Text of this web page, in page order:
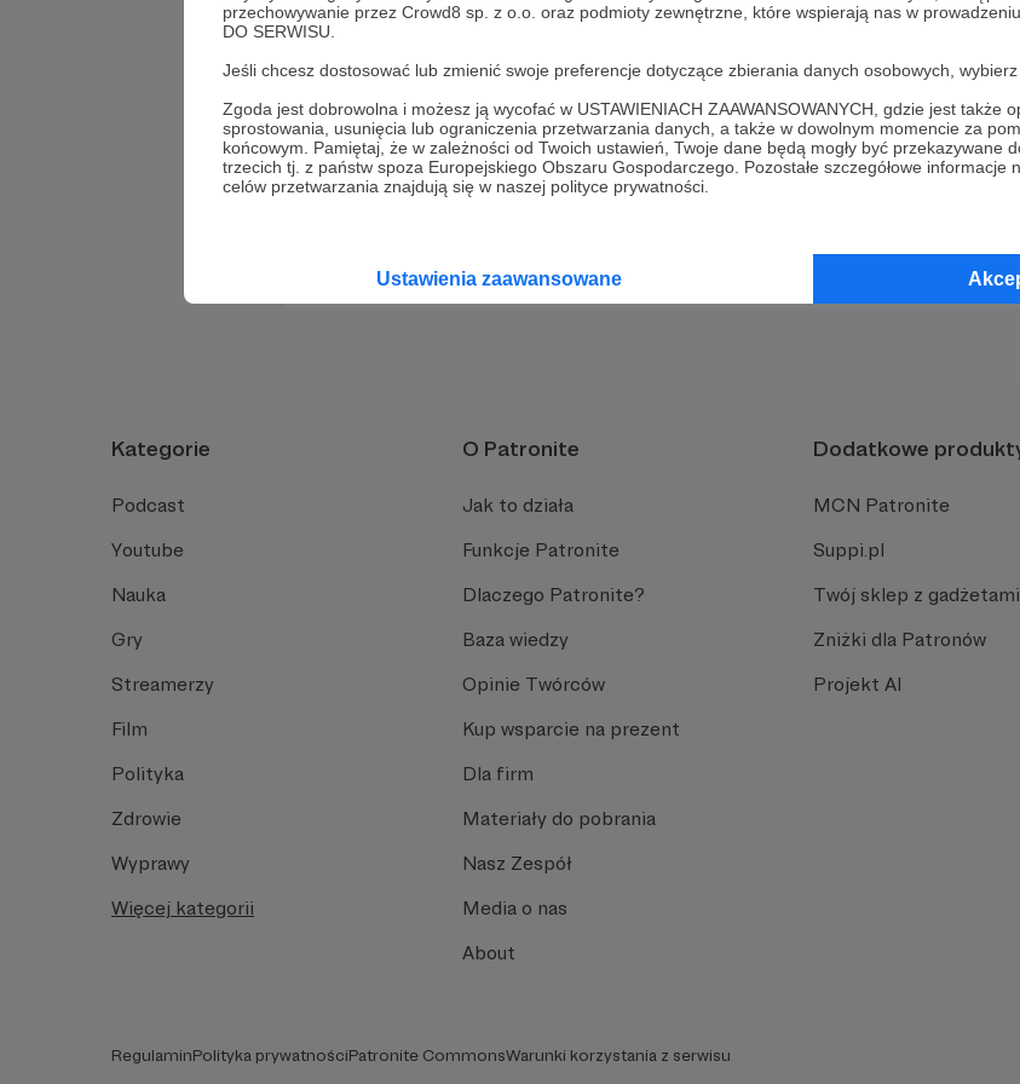
przechowywanie przez Crowd8 sp. z o.o. oraz podmioty zewnętrzne, które wspierają nas w
DO SERWISU.
Jeśli chcesz dostosować lub zmienić swoje preferencje dotyczące zbierania danych osobowych, wybierz
Zgoda jest dobrowolna i możesz ją wycofać w USTAWIENIACH ZAAWANSOWANYCH, gdzie jest także
sprostowania, usunięcia lub ograniczenia przetwarzania danych, a także w dowolnym momencie za
końcowym. Pamiętaj, że w zależności od Twoich ustawień, Twoje dane będą mogły być przekazywane
trzecich tj. z państw spoza Europejskiego Obszaru Gospodarczego. Pozostałe szczegółowe
celów przetwarzania znajdują się w naszej polityce prywatności.
Ustawienia zaawansowane
W jaki sposób można opłacić subskrypcję?
Jak anulować subskrypcję?
Czy można zmienić sposób płatności (operatora płatności) w trakcie
Jak wznowić subskrypcję?
Kategorie
Podcast
Youtube
Nauka
Gry
Streamerzy
Film
Polityka
Zdrowie
Wyprawy
Więcej kategorii
O Patronite
Jak to działa
Funkcje Patronite
Dlaczego Patronite?
Baza wiedzy
Opinie Twórców
Kup wsparcie na prezent
Dla firm
Materiały do pobrania
Nasz Zespół
Media o nas
About
Dodatkowe
MCN Patronite
Suppi.pl
Twój sklep z gadżetami
Zniżki dla Patronów
Projekt AI
RegulaminPolityka prywatnościPatronite CommonsWarunki korzystania z serwisu